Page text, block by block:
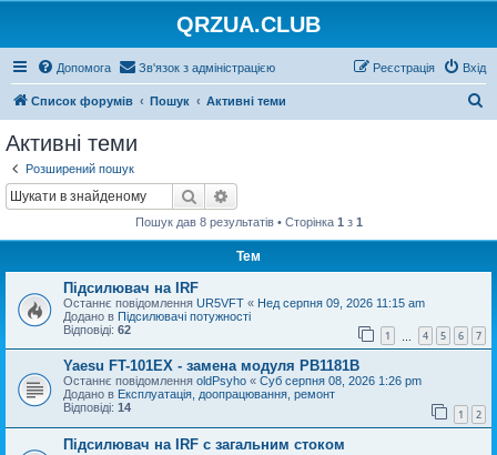
QRZUA.CLUB
Допомога Зв'язок з адміністрацією Вхід
Реєстрація
Список форумів Пошук Активні теми
Активні теми
Розширений пошук
Пошук
Пошук дав 8 результатів • Сторінка 1 з 1
Тем
Підсилювач на IRF
Останнє повідомлення UR5VFT « Нед серпня 09, 2026 11:15 am
Додано в Підсилювачі потужності
Відповіді: 62 1 4 5 6 7
Yaesu FT-101EX - замена модуля PB1181B
Останнє повідомлення oldPsyho « Суб серпня 08, 2026 1:26 pm
Додано в Експлуатація, доопрацювання, ремонт
Відповіді: 14 1 2
Підсилювач на IRF с загальним стоком